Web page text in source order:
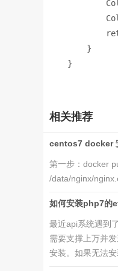
}
}
相关推荐
centos7 docker
第一步：docker
/data/nginx/
如何安装php7的
最近api系统遇到
需要支撑上万并
安装。如果无法安